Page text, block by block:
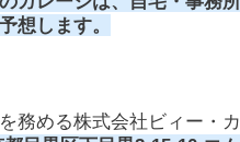
想します。
務める株式会社ビィー・